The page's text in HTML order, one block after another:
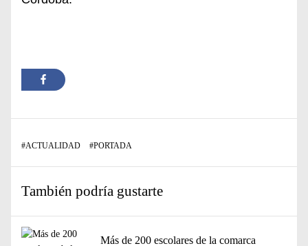
#ACTUALIDAD #PORTADA
También podría gustarte
Más de 200 escolares de la comarca